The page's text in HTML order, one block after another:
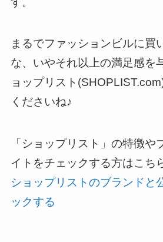
まるでファッションビルに買
な、いやそれ以上の満足感を
ョップリスト
くださいね♪
「ショップリスト」の特徴や
イトをチェックする方はこち
ショップリストのブランドと
ックする